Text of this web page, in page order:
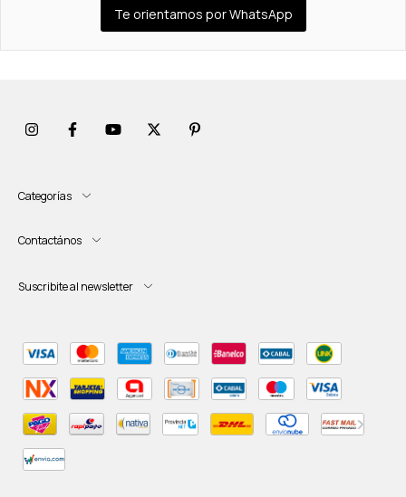
Te orientamos por WhatsApp
Categorías
Contactános
Suscribite al newsletter